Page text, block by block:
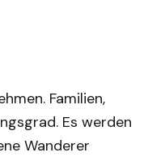
Familien,
Es werden
Wanderer